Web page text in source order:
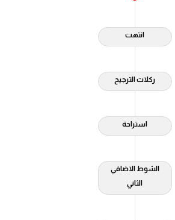
انتهت
ركلات الترجيح
استراحة
الشوط الاضافي
الثاني